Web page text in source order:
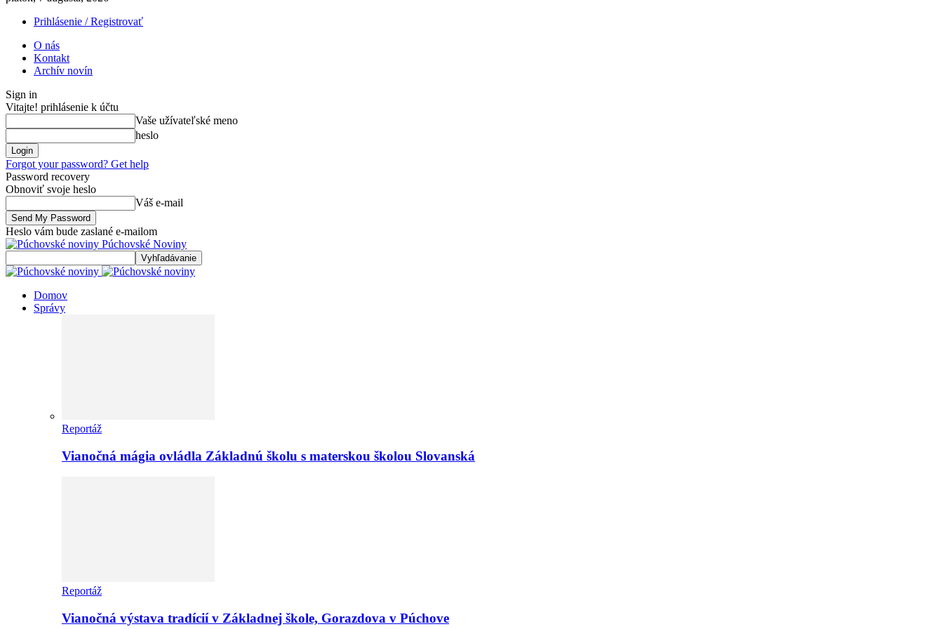
Prihlásenie / Registrovať
O nás
Kontakt
Archív novín
Sign in
Vitajte! prihlásenie k účtu
Vaše užívateľské meno
heslo
Forgot your password? Get help
Password recovery
Obnoviť svoje heslo
Váš e-mail
Heslo vám bude zaslané e-mailom
Púchovské Noviny
Domov
Správy
Reportáž
Vianočná mágia ovládla Základnú školu s materskou školou Slovanská
Reportáž
Vianočná výstava tradícií v Základnej škole, Gorazdova v Púchove